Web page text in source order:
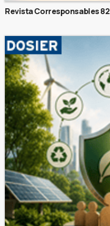
Revista Corresponsables 82